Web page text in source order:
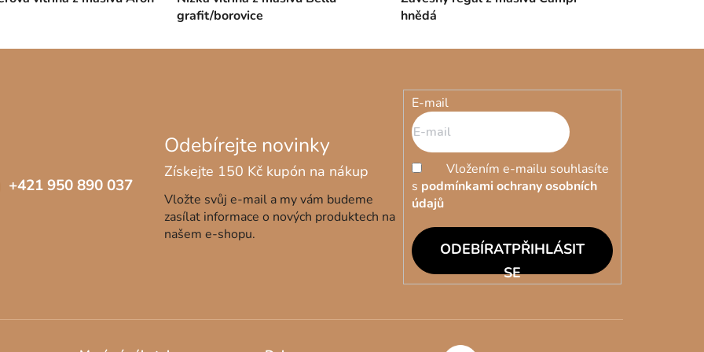
grafit/borovice
hnědá
+421 950 890 037
Vložte svůj e-mail a my vám budeme
zasílat informace o nových produktech na
našem e-shopu.
E-mail
Vložením e-mailu souhlasíte
s podmínkami ochrany osobních
údajů
PŘIHLÁSIT
SE